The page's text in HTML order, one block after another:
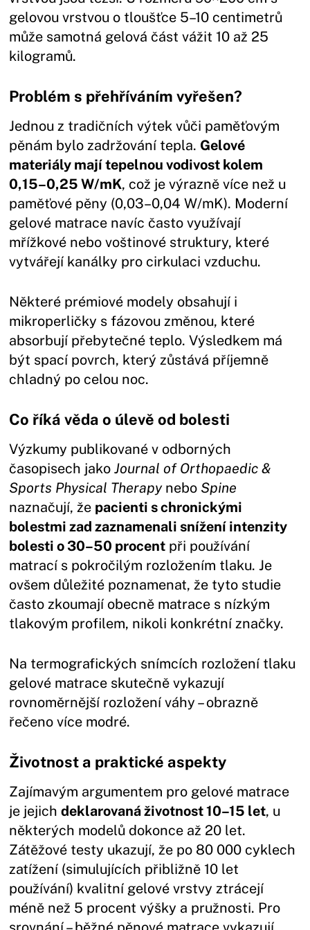
gelovou vrstvou o tloušťce 5–10 centimetrů
může samotná gelová část vážit 10 až 25
kilogramů.
Problém s přehříváním vyřešen?
Jednou z tradičních výtek vůči paměťovým
pěnám bylo zadržování tepla. Gelové
materiály mají tepelnou vodivost kolem
0,15–0,25 W/mK, což je výrazně více než u
paměťové pěny (0,03–0,04 W/mK). Moderní
gelové matrace navíc často využívají
mřížkové nebo voštinové struktury, které
vytvářejí kanálky pro cirkulaci vzduchu.
Některé prémiové modely obsahují i
mikroperličky s fázovou změnou, které
absorbují přebytečné teplo. Výsledkem má
být spací povrch, který zůstává příjemně
chladný po celou noc.
Co říká věda o úlevě od bolesti
Výzkumy publikované v odborných
časopisech jakoJournal of Orthopaedic &
Sports Physical Therapynebo Spine
naznačují, že pacienti s chronickými
bolestmi zad zaznamenali snížení intenzity
bolesti o 30–50 procent při používání
matrací s pokročilým rozložením tlaku. Je
ovšem důležité poznamenat, že tyto studie
často zkoumají obecně matrace s nízkým
tlakovým profilem, nikoli konkrétní značky.
Na termografických snímcích rozložení tlaku
gelové matrace skutečně vykazují
rovnoměrnější rozložení váhy – obrazně
řečeno více modré.
Životnost a praktické aspekty
Zajímavým argumentem pro gelové matrace
je jejichdeklarovaná životnost 10–15 let, u
některých modelů dokonce až 20 let.
Zátěžové testy ukazují, že po 80 000 cyklech
zatížení (simulujících přibližně 10 let
používání) kvalitní gelové vrstvy ztrácejí
méně než 5 procent výšky a pružnosti. Pro